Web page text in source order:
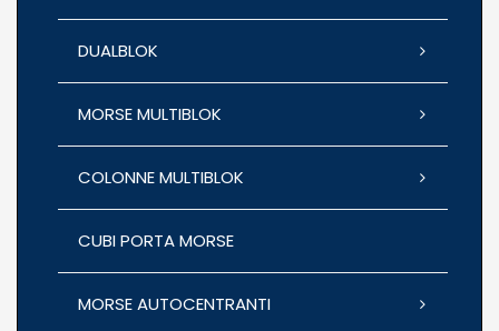
DUALBLOK
MORSE MULTIBLOK
COLONNE MULTIBLOK
CUBI PORTA MORSE
MORSE AUTOCENTRANTI